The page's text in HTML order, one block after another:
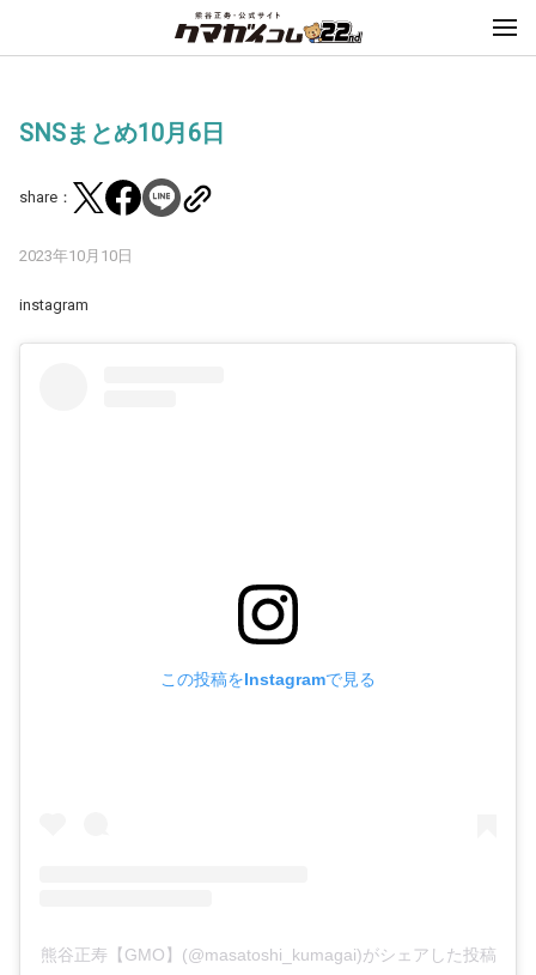
SNSまとめ10月6日
share：
2023年10月10日
instagram
この投稿をInstagramで見る
熊谷正寿【GMO】(@masatoshi_kumagai)がシェアした投稿